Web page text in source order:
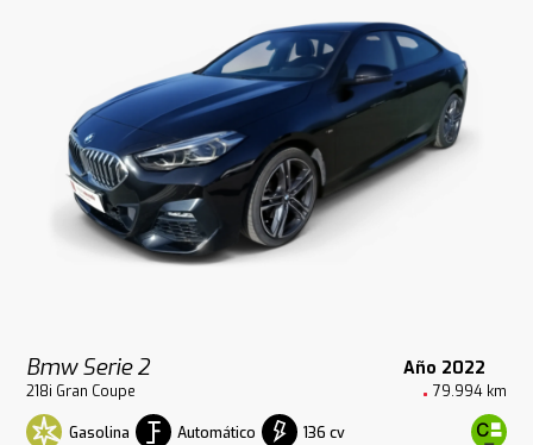
Bmw Serie 2 Año 2022
218i Gran Coupe 79.994 km
Gasolina Automático 136 cv